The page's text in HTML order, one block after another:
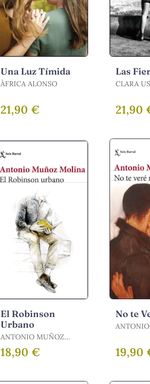
Una Luz Tímida
ÀFRICA ALONSO
21,90 €
Las
CLARA USÓN /
21,90
El Robinson
Urbano
ANTONIO MUÑOZ
MOLINA / MUÑOZ
MOLINA, ANTONIO
18,90 €
No te
19,90